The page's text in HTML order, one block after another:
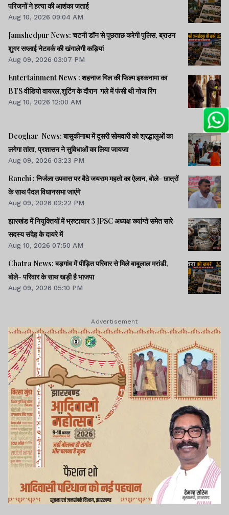
परिजनों ने हत्या की आशंका जताई
Aug 10, 2026 09:04 AM
Jamshedpur News: चटनी डॉन से पूछताछ करेगी पुलिस, ब्राउन
शुगर सप्लाई नेटवर्क की खंगालेगी कड़ियां
Aug 09, 2026 03:07 PM
Entertainment News : शहनाज गिल की फिल्म इश्कनामा का
BTS वीडियो वायरल,शूटिंग के दौरान गले में फंसी थी नोज रिंग
Aug 10, 2026 12:00 AM
Deoghar News: बासुकीनाथ में दूसरी सोमवारी को श्रद्धालुओं का
लगेगा तांता, प्रशासन ने सुविधाओं का लिया जायजा
Aug 09, 2026 03:23 PM
Ranchi : निर्जला उपवास पर बैठे जयराम महतो का ऐलान, बोले- छात्रों
के साथ पैदल विधानसभा जाएंगे
Aug 09, 2026 02:22 PM
झारखंड में नियुक्तियों में भ्रष्टाचार 3 JPSC अध्यक्ष ख्यांग्ते समेत सारे
सदस्य संदेह के दायरे में
Aug 10, 2026 07:50 AM
Chatra News: बड़गांव में पीड़ित परिवार से मिले बाबूलाल मरांडी,
बोले- परिवार के साथ खड़ी है भाजपा
Aug 09, 2026 05:10 PM
Advertisement